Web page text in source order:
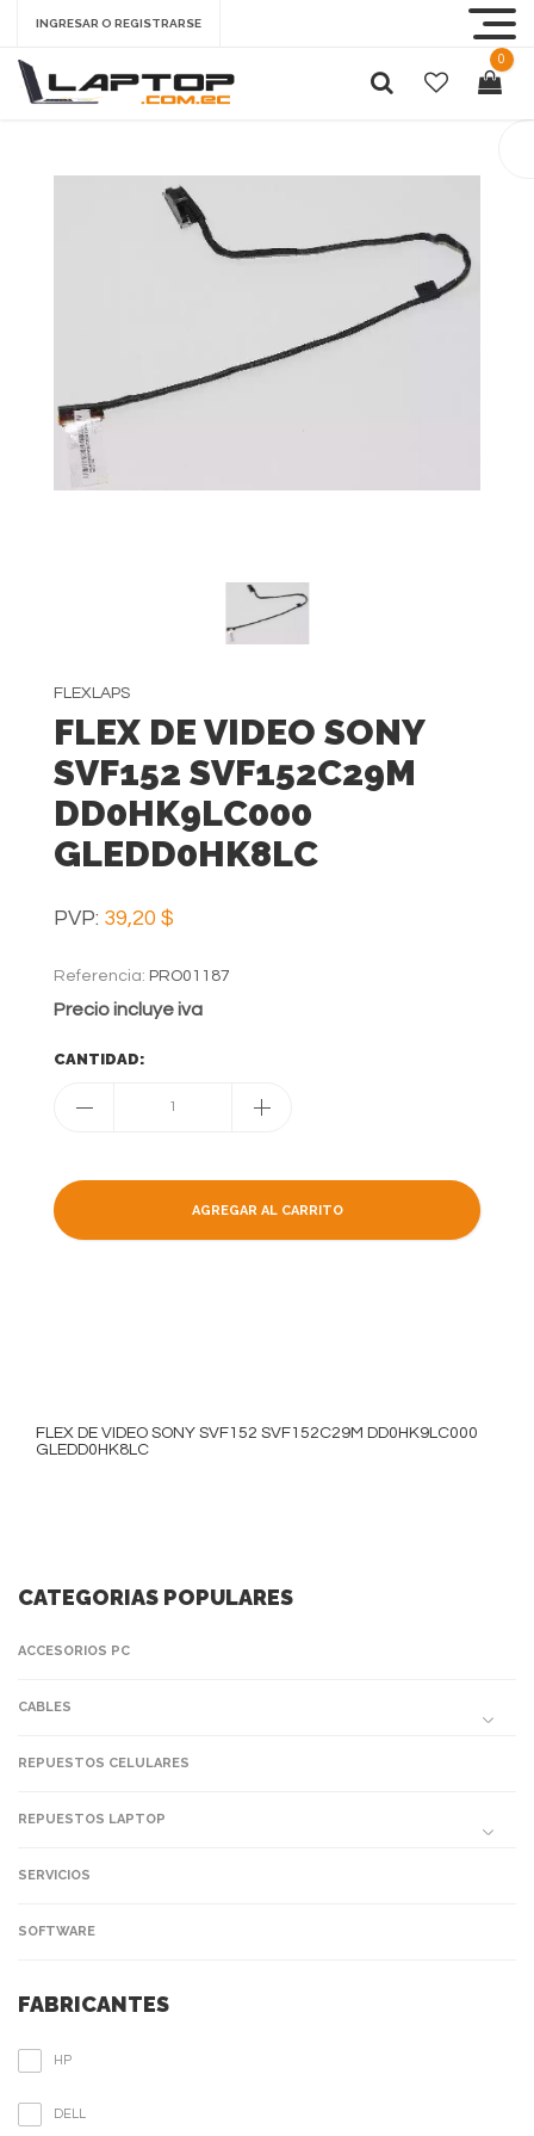
INGRESAR O REGISTRARSE
0
FLEXLAPS
FLEX DE VIDEO SONY
SVF152 SVF152C29M
DD0HK9LC000
GLEDD0HK8LC
PVP: 39,20 $
Referencia: PRO01187
Precio incluye iva
CANTIDAD:
1
AGREGAR AL CARRITO
FLEX DE VIDEO SONY SVF152 SVF152C29M DD0HK9LC000
GLEDD0HK8LC
CATEGORIAS POPULARES
ACCESORIOS PC
CABLES
REPUESTOS CELULARES
REPUESTOS LAPTOP
SERVICIOS
SOFTWARE
FABRICANTES
HP
DELL